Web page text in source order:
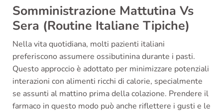
Somministrazione Mattutina Vs
Sera (Routine Italiane Tipiche)
Nella vita quotidiana, molti pazienti italiani
preferiscono assumere ossibutinina durante i pasti.
Questo approccio è adottato per minimizzare potenziali
interazioni con alimenti ricchi di calorie, specialmente
se assunti al mattino prima della colazione. Prendere il
farmaco in questo modo può anche riflettere i gusti e le